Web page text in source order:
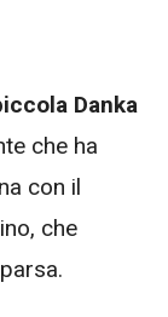
Danka
che ha
con il
che